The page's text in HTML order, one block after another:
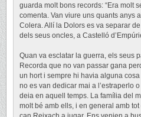
guarda molt bons records: “Era molt
comenta. Van viure uns quants anys
Colera. Allí la Dolors es va separar
dels seus oncles, a Castelló
Quan va esclatar la guerra, els seus
Recorda que no van passar gana
un hort i sempre hi havia alguna
no es van dedicar mai a l’estraperlo
deia en aquell temps. La família del
molt bé amb ells, i en general amb